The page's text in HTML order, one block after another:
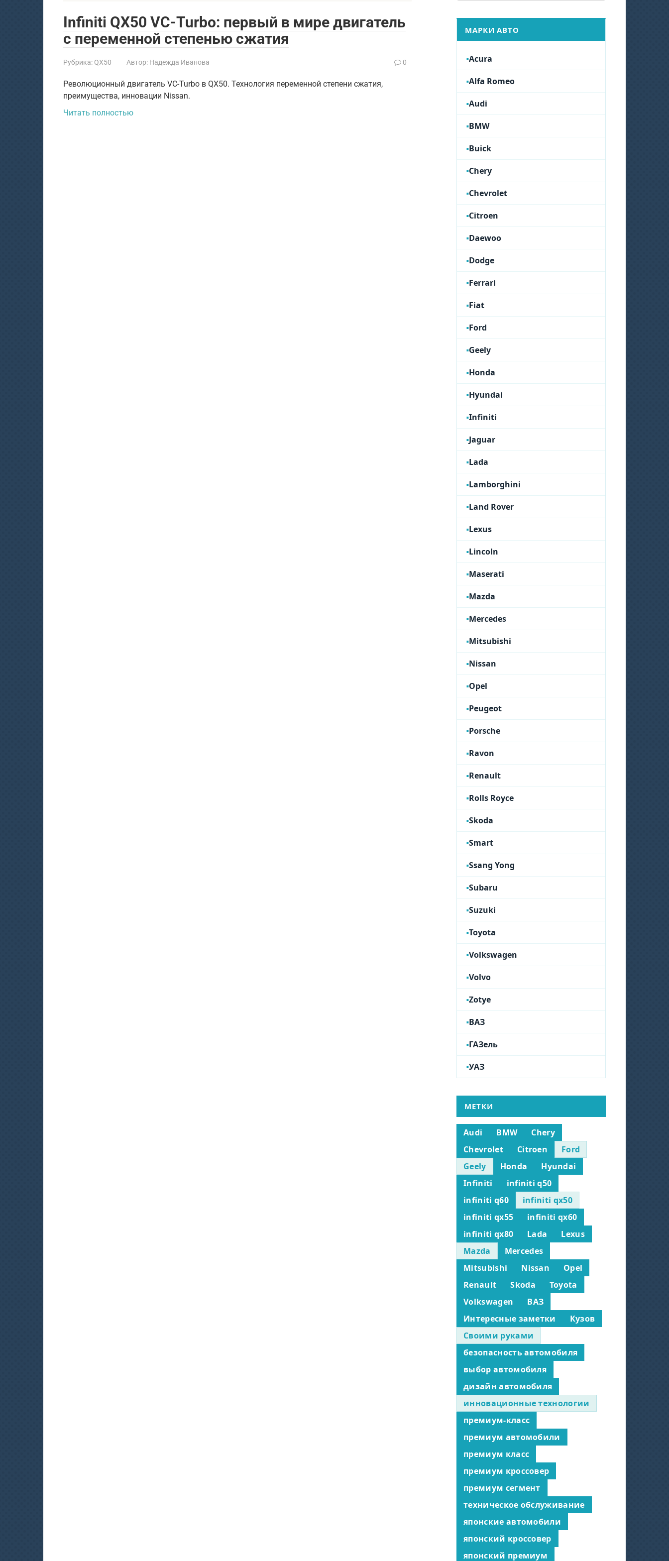
Infiniti QX50 VC-Turbo: первый в мире двигатель
с переменной степенью сжатия
Рубрика:QX50 Автор: Надежда Иванова 0
Революционный двигатель VC-Turbo в QX50. Технология переменной степени сжатия,
преимущества, инновации Nissan.
Читать полностью
МАРКИ АВТО
Acura
Alfa Romeo
Audi
BMW
Buick
Chery
Chevrolet
Citroen
Daewoo
Dodge
Ferrari
Fiat
Ford
Geely
Honda
Hyundai
Infiniti
Jaguar
Lada
Lamborghini
Land Rover
Lexus
Lincoln
Maserati
Mazda
Mercedes
Mitsubishi
Nissan
Opel
Peugeot
Porsche
Ravon
Renault
Rolls Royce
Skoda
Smart
Ssang Yong
Subaru
Suzuki
Toyota
Volkswagen
Volvo
Zotye
ВАЗ
ГАЗель
УАЗ
МЕТКИ
Audi BMW
Chery
Chevrolet
Citroen
Ford
Geely
Honda
Hyundai
Infiniti
infiniti q50
infiniti q60
infiniti qx50
infiniti qx55
infiniti qx60
infiniti qx80
Lada
Lexus
Mazda
Mercedes
Mitsubishi
Nissan
Opel
Renault
Skoda
Toyota
Volkswagen
ВАЗ
Интересные заметки
Кузов
Своими руками
безопасность автомобиля
выбор автомобиля
дизайн автомобиля
инновационные технологии
премиум-класс
премиум автомобили
премиум класс
премиум кроссовер
премиум сегмент
техническое обслуживание
японские автомобили
японский кроссовер
японский премиум